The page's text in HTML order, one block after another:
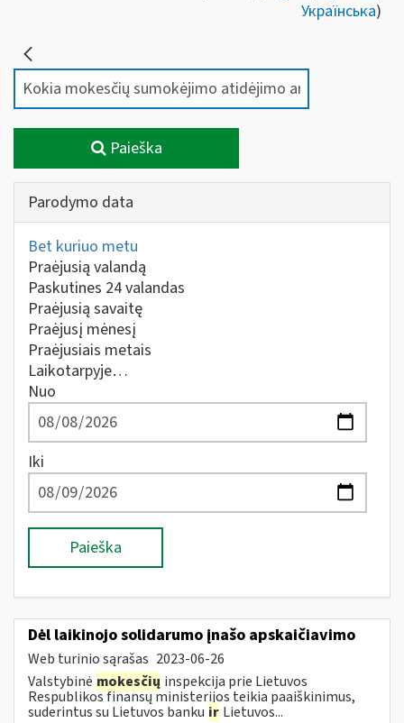
Українська)
Paieška
Parodymo data
Bet kuriuo metu
Praėjusią valandą
Paskutines 24 valandas
Praėjusią savaitę
Praėjusį mėnesį
Praėjusiais metais
Laikotarpyje…
Nuo
Iki
Paieška
Dėl laikinojo solidarumo įnašo apskaičiavimo
Web turinio sąrašas 2023-06-26
Valstybinė mokesčių inspekcija prie Lietuvos
Respublikos finansų ministerijos teikia paaiškinimus,
suderintus su Lietuvos banku ir Lietuvos...